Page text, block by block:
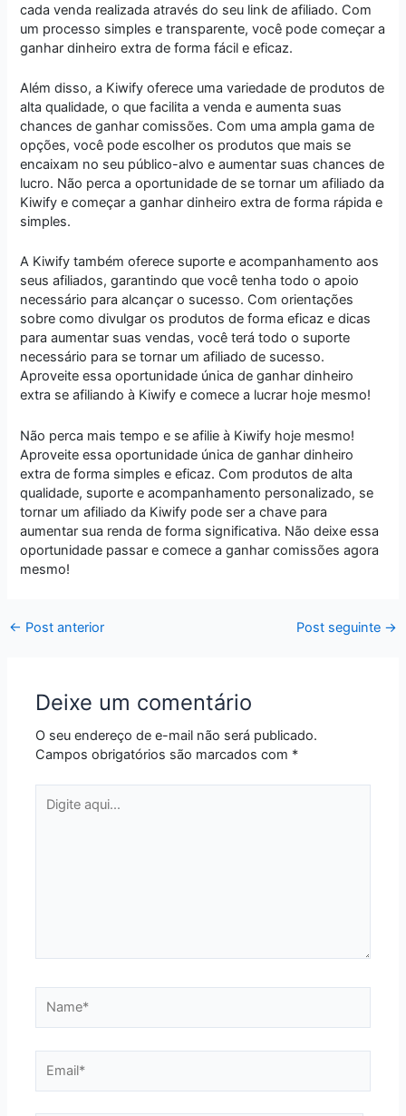
cada venda realizada através do seu link de afiliado. Com
um processo simples e transparente, você pode começar a
ganhar dinheiro extra de forma fácil e eficaz.
Além disso, a Kiwify oferece uma variedade de produtos de
alta qualidade, o que facilita a venda e aumenta suas
chances de ganhar comissões. Com uma ampla gama de
opções, você pode escolher os produtos que mais se
encaixam no seu público-alvo e aumentar suas chances de
lucro. Não perca a oportunidade de se tornar um afiliado da
Kiwify e começar a ganhar dinheiro extra de forma rápida e
simples.
A Kiwify também oferece suporte e acompanhamento aos
seus afiliados, garantindo que você tenha todo o apoio
necessário para alcançar o sucesso. Com orientações
sobre como divulgar os produtos de forma eficaz e dicas
para aumentar suas vendas, você terá todo o suporte
necessário para se tornar um afiliado de sucesso.
Aproveite essa oportunidade única de ganhar dinheiro
extra se afiliando à Kiwify e comece a lucrar hoje mesmo!
Não perca mais tempo e se afilie à Kiwify hoje mesmo!
Aproveite essa oportunidade única de ganhar dinheiro
extra de forma simples e eficaz. Com produtos de alta
qualidade, suporte e acompanhamento personalizado, se
tornar um afiliado da Kiwify pode ser a chave para
aumentar sua renda de forma significativa. Não deixe essa
oportunidade passar e comece a ganhar comissões agora
mesmo!
← Post anterior Post seguinte →
Deixe um comentário
O seu endereço de e-mail não será publicado.
Campos obrigatórios são marcados com *
aqui...